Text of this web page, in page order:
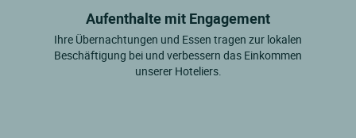
Aufenthalte mit Engagement
Ihre Übernachtungen und Essen tragen zur lokalen
Beschäftigung bei und verbessern das Einkommen
unserer Hoteliers.